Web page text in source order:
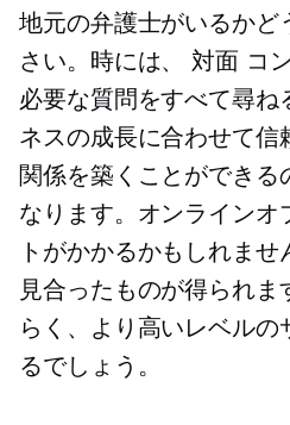
地元の弁護士がいるかど
さい。時には、 対面 コ
必要な質問をすべて尋ね
ネスの成長に合わせて信
関係を築くことができる
なります。オンラインオ
トがかかるかもしれま
見合ったものが得られま
らく、より高いレベル
るでしょう。